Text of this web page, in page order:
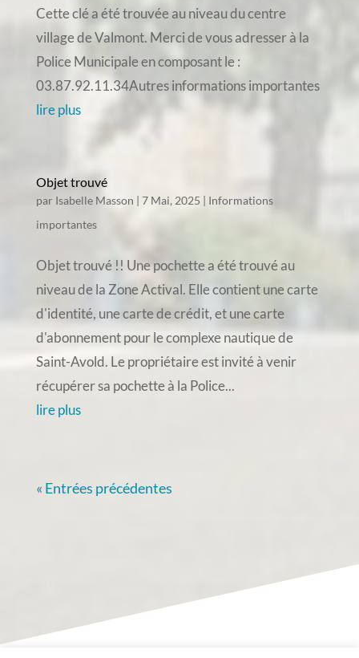
Cette clé a été trouvée au niveau du centre
village de Valmont. Merci de vous adresser à la
Police Municipale en composant le :
03.87.92.11.34Autres informations importantes
lire plus
Objet trouvé
par Isabelle Masson | 7 Mai, 2025 | Informations
importantes
Objet trouvé !! Une pochette a été trouvé au
niveau de la Zone Actival. Elle contient une carte
d'identité, une carte de crédit, et une carte
d'abonnement pour le complexe nautique de
Saint-Avold. Le propriétaire est invité à venir
récupérer sa pochette à la Police...
lire plus
« Entrées précédentes